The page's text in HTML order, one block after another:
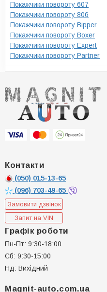
Покажчики повороту 607
Покажчики повороту 806
Покажчики повороту Bipper
Покажчики повороту Boxer
Покажчики повороту Expert
Покажчики повороту Partner
Контакти
(050) 015-13-65
(096) 703-49-65
Замовити дзвінок
Запит на VIN
Графік роботи
Пн-Пт: 9:30-18:00
Сб: 9:30-15:00
Нд: Вихідний
Magnit-auto.com.ua